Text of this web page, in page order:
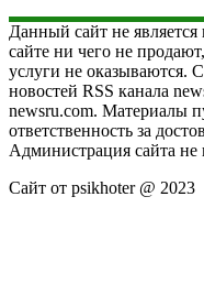
Данный сайт не
сайте ни чего не
услуги не оказываются.
новостей RSS канала
newsru.com. Материалы
ответственность за
Администрация сайта не
Сайт от psikhoter @ 2023